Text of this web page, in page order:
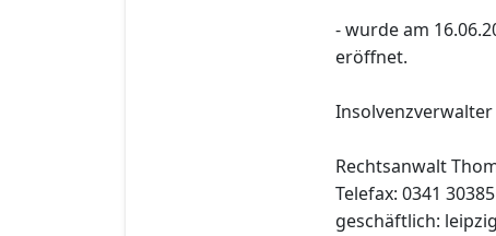
- wurde am
eröffnet.
Insolvenzverwalter
Rechtsanwalt
Telefax: 0341
geschäftlich: